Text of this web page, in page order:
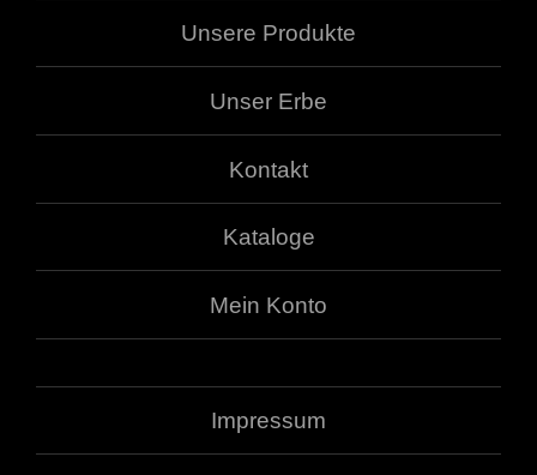
Unsere Produkte
Unser Erbe
Kontakt
Kataloge
Mein Konto
Impressum